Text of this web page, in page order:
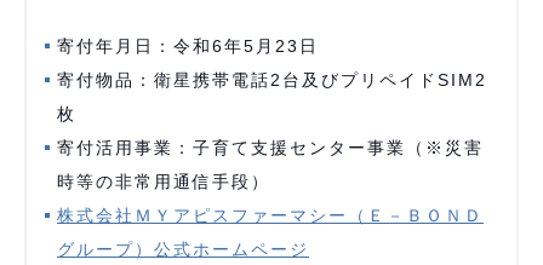
寄付年月日：令和6年5月23日
寄付物品：衛星携帯電話2台及びプリペイドSIM2
枚
寄付活用事業：子育て支援センター事業（※災害
時等の非常用通信手段）
株式会社ＭＹアピスファーマシー（Ｅ－ＢＯＮＤ
グループ）公式ホームページ